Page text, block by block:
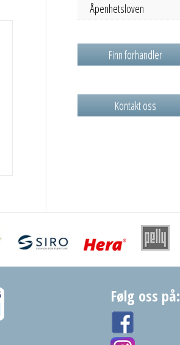
Åpenhetsloven
Finn forhandler
Kontakt oss
Følg oss på: